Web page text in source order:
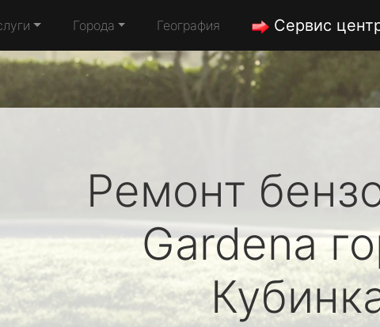
Города География Сервис
Ремонт
Gardena